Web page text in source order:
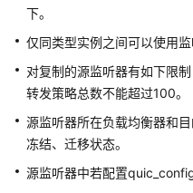
计
费
明
快
速
门
下。
仅同类型实例之间可以使用监
对复制的源监听器有如下限
转发策略总数不能超过100。
源监听器所在负载均衡器和
冻结、迁移状态。
源监听器中若配置